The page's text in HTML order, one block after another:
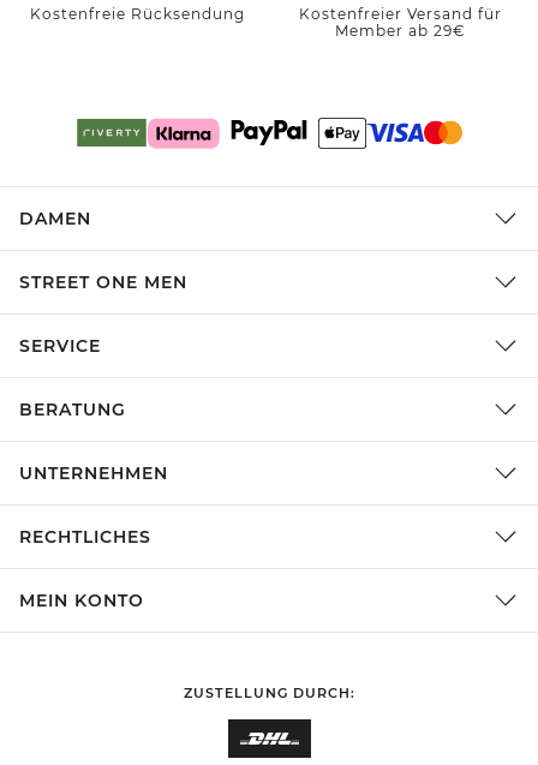
Kostenfreie Rücksendung
Kostenfreier Versand für
Member ab 29€
DAMEN
STREET ONE MEN
SERVICE
BERATUNG
UNTERNEHMEN
RECHTLICHES
MEIN KONTO
ZUSTELLUNG DURCH: